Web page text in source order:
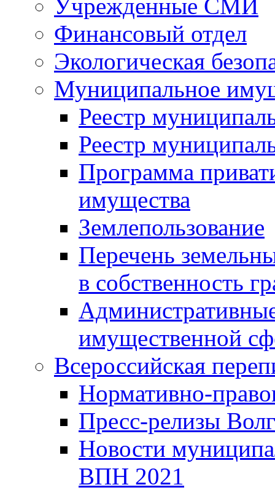
Учрежденные СМИ
Финансовый отдел
Экологическая
Муниципальное
Реестр
Реестр
Программа
имущества
Землепользование
Перечень
в собственность
имущественной
Всероссийская
Нормативно-
Пресс-релизы
Новости
ВПН 2021